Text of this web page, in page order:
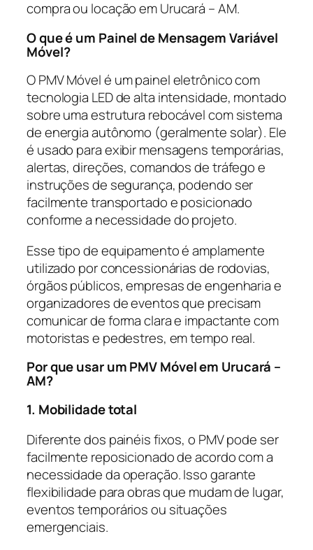
compra ou locação em Urucará – AM.
O que é um Painel de Mensagem Variável
Móvel?
O PMV Móvel é um painel eletrônico com
tecnologia LED de alta intensidade, montado
sobre uma estrutura rebocável com sistema
de energia autônomo (geralmente solar). Ele
é usado para exibir mensagens temporárias,
alertas, direções, comandos de tráfego e
instruções de segurança, podendo ser
facilmente transportado e posicionado
conforme a necessidade do projeto.
Esse tipo de equipamento é amplamente
utilizado por concessionárias de rodovias,
órgãos públicos, empresas de engenharia e
organizadores de eventos que precisam
comunicar de forma clara e impactante com
motoristas e pedestres, em tempo real.
Por que usar um PMV Móvel em Urucará –
AM?
1. Mobilidade total
Diferente dos painéis fixos, o PMV pode ser
facilmente reposicionado de acordo com a
necessidade da operação. Isso garante
flexibilidade para obras que mudam de lugar,
eventos temporários ou situações
emergenciais.